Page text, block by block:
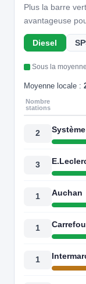
Plus la barre
avantageuse
Diesel
Sous la moyenne
Moyenne locale :
Nombre
stations
2
3
1 Auchan
1
1